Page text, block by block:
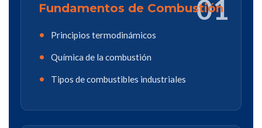
01
Fundamentos de Combustión
Principios termodinámicos
Química de la combustión
Tipos de combustibles industriales